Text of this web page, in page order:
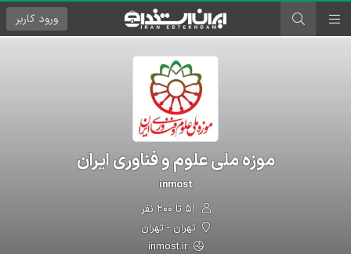
ورود کاربر
موزه ملی علوم و فناوری ایران
inmost
تهران - تهران
inmost.ir